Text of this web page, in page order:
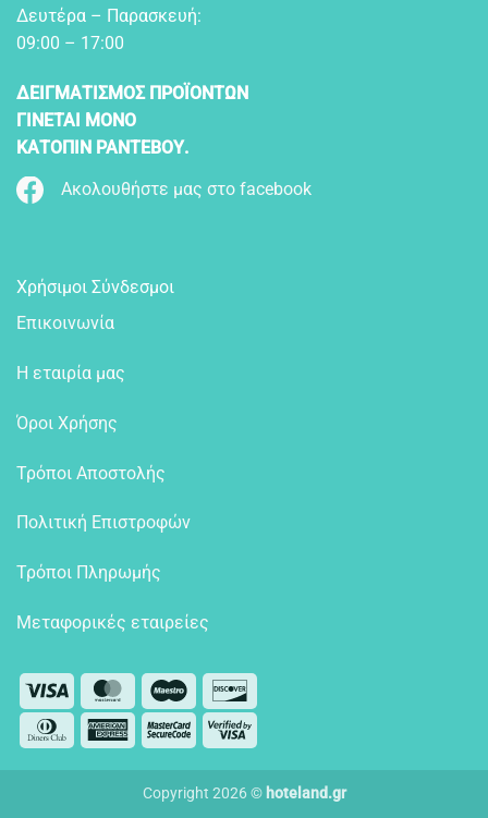
Δευτέρα – Παρασκευή:
09:00 – 17:00
ΔΕΙΓΜΑΤΙΣΜΟΣ ΠΡΟΪΟΝΤΩΝ
ΓΙΝΕΤΑΙ ΜΟΝΟ
ΚΑΤΟΠΙΝ ΡΑΝΤΕΒΟΥ.
Ακολουθήστε μας στο facebook
Χρήσιμοι Σύνδεσμοι
Επικοινωνία
Η εταιρία μας
Όροι Χρήσης
Τρόποι Αποστολής
Πολιτική Επιστροφών
Τρόποι Πληρωμής
Μεταφορικές εταιρείες
Visa MasterCardMaestro
Dinners
Club
American
Express
MasterCard
2
Visa
2
Copyright 2026 © hoteland.gr